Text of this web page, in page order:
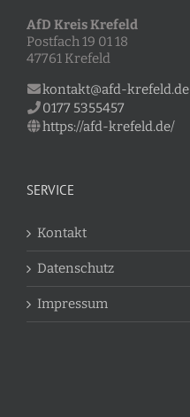
AfD Kreis Krefeld
Postfach 19 01 18
47761 Krefeld
kontakt@afd-krefeld.de
0177 5355457
https://afd-krefeld.de/
SERVICE
Kontakt
Datenschutz
Impressum